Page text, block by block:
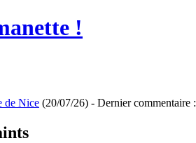
!
de Nice (20/07/26) - Dernier commentaire :